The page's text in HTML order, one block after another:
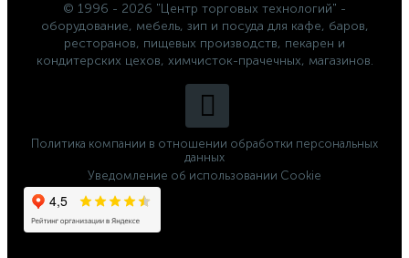
© 1996 - 2026 "Центр торговых технологий" -
оборудование, мебель, зип и посуда для кафе, баров,
ресторанов, пищевых производств, пекарен и
кондитерских цехов, химчисток-прачечных, магазинов.
Политика компании в отношении обработки персональных
данных
Уведомление об использовании Cookie